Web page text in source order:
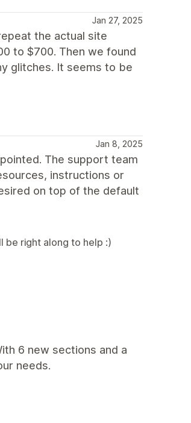
Jan 27, 2025
the actual site
to $700. Then we found
glitches. It seems to be
Jan 8, 2025
The support team
instructions or
on top of the default
be right along to help :)
6 new sections and a
needs.